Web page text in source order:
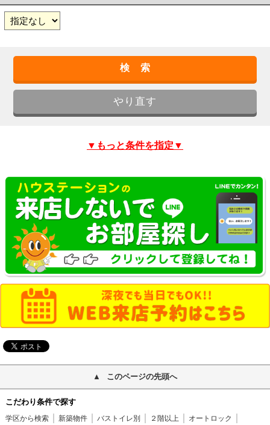
▼もっと条件を指定▼
このページの先頭へ
こだわり条件で探す
学区から検索 新築物件 バストイレ別 ２階以上
オートロック